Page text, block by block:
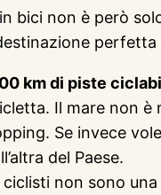
bici non è però
km di piste
Il mare non
Se invece
del Paese.
ciclisti non sono